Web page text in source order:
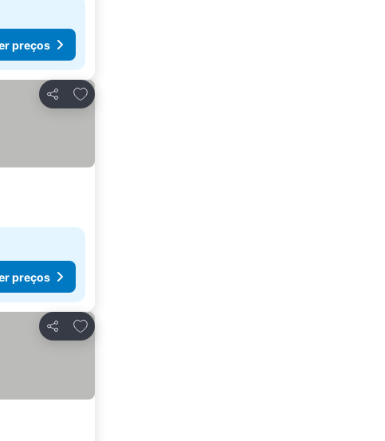
preços
Partilhar
Adicionar aos favoritos
preços
Partilhar
Adicionar aos favoritos